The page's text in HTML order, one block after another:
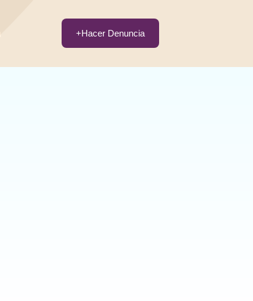
+Hacer Denuncia